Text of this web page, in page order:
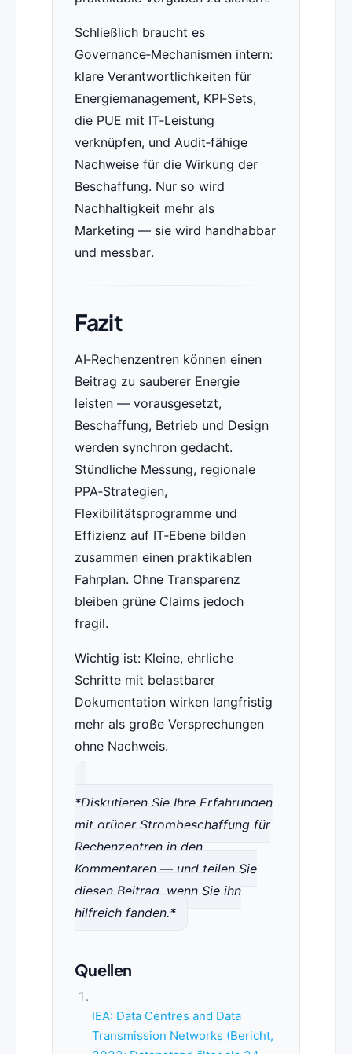
Schließlich braucht es
Governance‑Mechanismen intern:
klare Verantwortlichkeiten für
Energiemanagement, KPI‑Sets,
die PUE mit IT‑Leistung
verknüpfen, und Audit‑fähige
Nachweise für die Wirkung der
Beschaffung. Nur so wird
Nachhaltigkeit mehr als
Marketing — sie wird handhabbar
und messbar.
Fazit
AI‑Rechenzentren können einen
Beitrag zu sauberer Energie
leisten — vorausgesetzt,
Beschaffung, Betrieb und Design
werden synchron gedacht.
Stündliche Messung, regionale
PPA‑Strategien,
Flexibilitätsprogramme und
Effizienz auf IT‑Ebene bilden
zusammen einen praktikablen
Fahrplan. Ohne Transparenz
bleiben grüne Claims jedoch
fragil.
Wichtig ist: Kleine, ehrliche
Schritte mit belastbarer
Dokumentation wirken langfristig
mehr als große Versprechungen
ohne Nachweis.
*Diskutieren Sie Ihre Erfahrungen
mit grüner Strombeschaffung für
Rechenzentren in den
Kommentaren — und teilen Sie
diesen Beitrag, wenn Sie ihn
hilfreich fanden.*
Quellen
IEA: Data Centres and Data
Transmission Networks (Bericht,